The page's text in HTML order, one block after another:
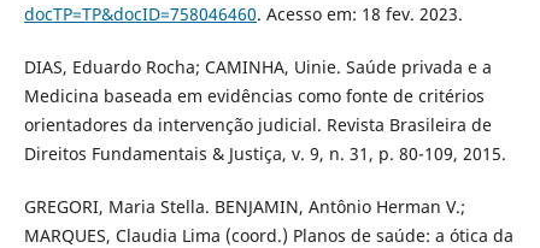
docTP=TP&docID=758046460. Acesso em: 18 fev. 2023.
DIAS, Eduardo Rocha; CAMINHA, Uinie. Saúde privada e a
Medicina baseada em evidências como fonte de critérios
orientadores da intervenção judicial. Revista Brasileira de
Direitos Fundamentais & Justiça, v. 9, n. 31, p. 80-109, 2015.
GREGORI, Maria Stella. BENJAMIN, Antônio Herman V.;
MARQUES, Claudia Lima (coord.) Planos de saúde: a ótica da